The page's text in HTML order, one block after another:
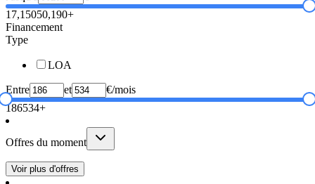
17,15050,190+
Financement
Type
LOA
Entre et
€/mois
186534+
Offres du moment
Voir plus d'offres